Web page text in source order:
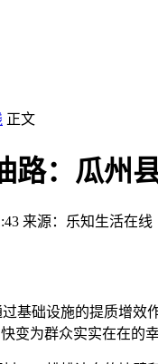
正文
路：瓜州
来源：乐知生活在线
基础设施的提质增效
变为群众实实在在的